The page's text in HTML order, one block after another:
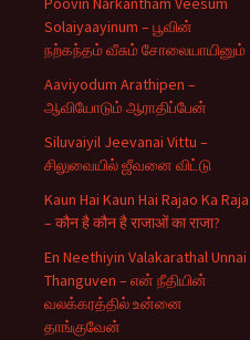
Solaiyaayinum – பூவின்
நற்கந்தம் வீசும் சோலையாயினும்
Aaviyodum Arathipen –
ஆவியோடும் ஆராதிப்பேன்
Siluvaiyil Jeevanai Vittu –
சிலுவையில் ஜீவனை விட்டு
Kaun Hai Kaun Hai Rajao Ka Raja
– कौन है कौन है राजाओं का राजा?
En Neethiyin Valakarathal Unnai
Thanguven – என் நீதியின்
வலக்கரத்தில் உன்னை
தாங்குவேன்